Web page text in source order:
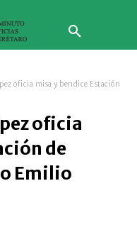
oficia misa y bendice Estación
oficia
de
Emilio